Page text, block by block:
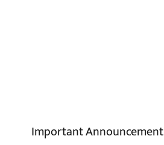
Important Announcement